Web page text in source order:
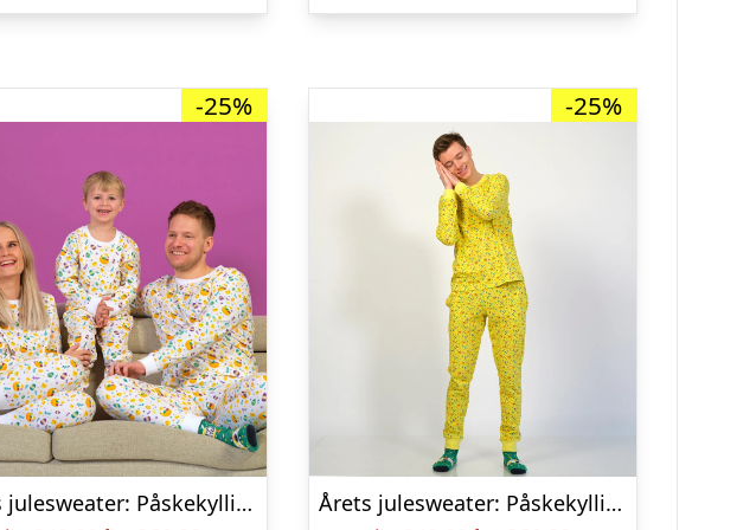
kr. 349,95.kr. 169,00.
kr. 499,00.kr. 299,00.
-25%
Årets julesweater: Påskekyllingens Påskepyjamas – herre / mænd. Ugly Christmas Sweater lavet i Danmark
-25%
Årets julesweater: Påskekyllingens Påskepyjamas Gul – herre / mænd. Ugly Christmas Sweater lavet i Danmark